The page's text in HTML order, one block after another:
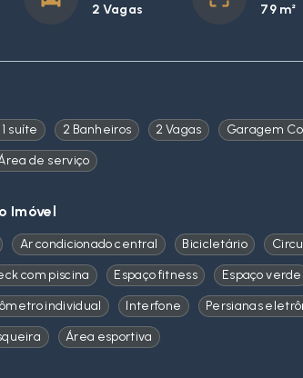
2 Vagas
79 m²
suíte 2 Banheiros 2 Vagas
Garagem
Área de serviço
Imóvel
Ar condicionado central Bicicletário
com piscina Espaço fitness
Espaço verde
individual Interfone
Persianas
Área esportiva